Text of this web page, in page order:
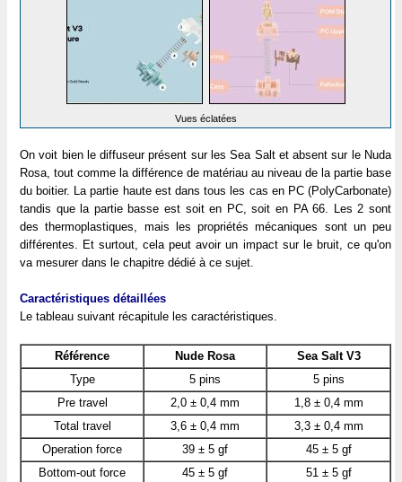
Vues éclatées
On voit bien le diffuseur présent sur les Sea Salt et absent sur le Nuda
Rosa, tout comme la différence de matériau au niveau de la partie base
du boitier. La partie haute est dans tous les cas en PC (PolyCarbonate)
tandis que la partie basse est soit en PC, soit en PA 66. Les 2 sont
des thermoplastiques, mais les propriétés mécaniques sont un peu
différentes. Et surtout, cela peut avoir un impact sur le bruit, ce qu'on
va mesurer dans le chapitre dédié à ce sujet.
Caractéristiques détaillées
Le tableau suivant récapitule les caractéristiques.
Référence Nude Rosa
Sea Salt V3
Type
5 pins
5 pins
Pre travel
2,0 ± 0,4 mm
1,8 ± 0,4 mm
Total travel
3,6 ± 0,4 mm
3,3 ± 0,4 mm
Operation force
39 ± 5 gf
45 ± 5 gf
Bottom-out force
45 ± 5 gf
51 ± 5 gf